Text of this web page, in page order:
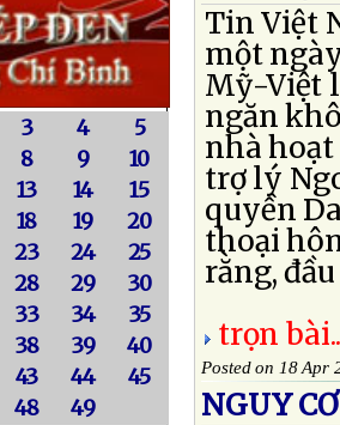
3 4
5
8 9
10
13 14
15
18 19
20
23 24
25
28 29
30
33 34
35
38 39
40
43 44
45
48 49
Tin Việt
một
Mỹ-Việt
ngăn
nhà
trợ lý
quyền
thoại
rằng,
trọn
Posted on 18 Apr
NGUY